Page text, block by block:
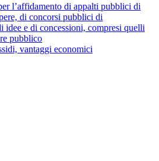
l’affidamento di appalti pubblici di
di concorsi pubblici di
idee e di concessioni, compresi quelli
pubblico
vantaggi economici